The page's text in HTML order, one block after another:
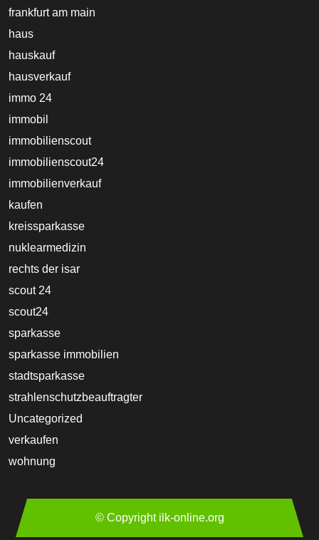
frankfurt am main
haus
hauskauf
hausverkauf
immo 24
immobil
immobilienscout
immobilienscout24
immobilienverkauf
kaufen
kreissparkasse
nuklearmedizin
rechts der isar
scout 24
scout24
sparkasse
sparkasse immobilien
stadtsparkasse
strahlenschutzbeauftragter
Uncategorized
verkaufen
wohnung
© Copyright ilk-online.org